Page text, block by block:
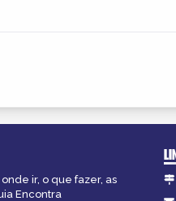
ir, o que fazer, as
Encontra